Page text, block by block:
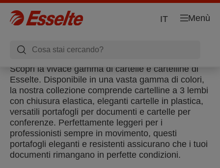
Menù
IT
Scopri la vivace gamma di cartelle e cartelline di
Esselte. Disponibile in una vasta gamma di colori,
la nostra collezione comprende cartelline a 3 lembi
con chiusura elastica, eleganti cartelle in plastica,
versatili portafogli per documenti e cartelle per
conferenze. Perfettamente leggeri per i
professionisti sempre in movimento, questi
portafogli eleganti e resistenti assicurano che i tuoi
documenti rimangano in perfette condizioni.